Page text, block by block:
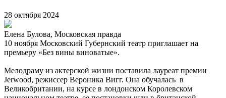
28 октября 2024
Елена Булова, Московская правда
10 ноября Московский Губернский театр приглашает на
премьеру «Без вины виноватые».
Мелодраму из актерской жизни поставила лауреат премии
Jerwood, режиссер Вероника Вигг. Она обучалась в
Великобритании, на курсе в лондонском Королевском